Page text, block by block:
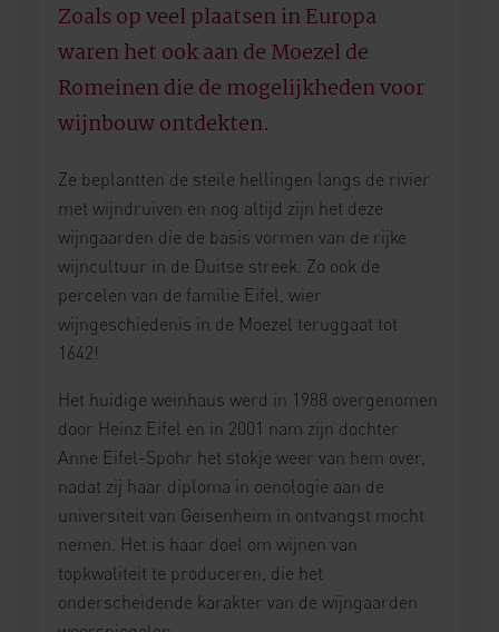
Zoals op veel plaatsen in Europa
waren het ook aan de Moezel de
Romeinen die de mogelijkheden voor
wijnbouw ontdekten.
Ze beplantten de steile hellingen langs de rivier
met wijndruiven en nog altijd zijn het deze
wijngaarden die de basis vormen van de rijke
wijncultuur in de Duitse streek. Zo ook de
percelen van de familie Eifel, wier
wijngeschiedenis in de Moezel teruggaat tot
1642!
Het huidige weinhaus werd in 1988 overgenomen
door Heinz Eifel en in 2001 nam zijn dochter
Anne Eifel-Spohr het stokje weer van hem over,
nadat zij haar diploma in oenologie aan de
universiteit van Geisenheim in ontvangst mocht
nemen. Het is haar doel om wijnen van
topkwaliteit te produceren, die het
onderscheidende karakter van de wijngaarden